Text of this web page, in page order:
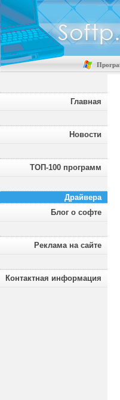
Главная
Новости
ТОП-100 программ
Драйвера
Блог о софте
Реклама на сайте
Контактная информация